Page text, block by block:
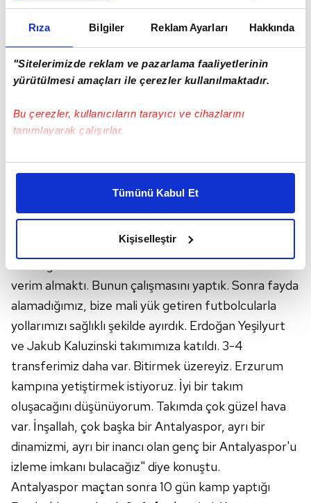
Rıza Bilgiler Reklam Ayarları Hakkında
"Sitelerimizde reklam ve pazarlama faaliyetlerinin
yürütülmesi amaçları ile çerezler kullanılmaktadır.
Bu çerezler, kullanıcıların tarayıcı ve cihazlarını
tanımlayarak çalışırlar.
Bu çerezlere izin vermeniz halinde sizlere özel
daha iyi reklam deneyimi yaşatabiliriz. Bunu yaparken
amacımızın size daha iyi bir reklam deneyimi sunmak
elimizden gelen çabayı gösterdiğimizi ve bu noktada,
kalemimiz olduğunu sizlere hatırlatmak isteriz.
Her halükârda, kullanıcılar, bu çerezlere izin vermedikleri
takdirde, kullanıcılara hedefli reklamlar
gösterilmeyecektir."
Sizlere daha iyi bir hizmet sunabilmek için İnternet
Sitemizde kendimize ve üçüncü kişilere ait çerezler
kullanılmaktadır. Bu çerezler vasıtasıyla çeşitli kişisel
verileriniz işlenmekte olup gerekli olan çerezler bilgi
toplumu hizmetlerinin sunulması amacıyla
kullanılmaktadır. Diğer çerezler, sitemizin daha işlevsel
kılınması ve kişiselleştirilmesi ve sizlere yönelik
reklam/pazarlama faaliyetlerinin yapılması, amaçlarıyla
Tümünü Kabul Et
Kişiselleştir
Fraport TAV Antalyaspor Başkanı Sabri Gülel,
omurgası var. Farklı bir çalışma içerisindeyiz. Maçın ilk
yarısında bunu görüldüğünü düşünüyorum.
verim almaktı. Bunun çalışmasını yaptık. Sonra fayda
alamadığımız, bize mali yük getiren futbolcularla
yollarımızı sağlıklı şekilde ayırdık. Erdoğan Yeşilyurt
ve Jakub Kaluzinski takımımıza katıldı. 3-4
transferimiz daha var. Bitirmek üzereyiz. Erzurum
kampına yetiştirmek istiyoruz. İyi bir takım
oluşacağını düşünüyorum. Takımda çok güzel hava
var. İnşallah, çok başka bir Antalyaspor, ayrı bir
dinamizmi, ayrı bir inancı olan genç bir Antalyaspor'u
izleme imkanı bulacağız" diye konuştu.
Antalyaspor maçtan sonra 10 gün kamp yaptığı